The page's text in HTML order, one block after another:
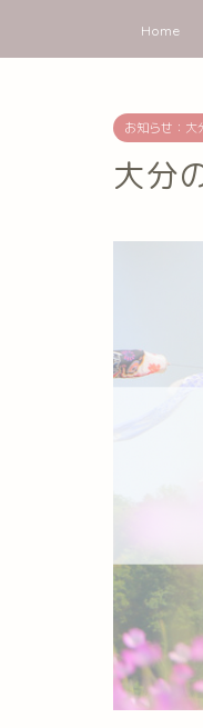
Home
お知らせ：大
大分